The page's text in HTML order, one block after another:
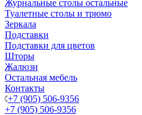
Журнальные столы остальные
Туалетные столы и трюмо
Зеркала
Подставки
Подставки для цветов
Шторы
Жалюзи
Остальная мебель
Контакты
+7 (905) 506-9356
+7 (905) 506-9356